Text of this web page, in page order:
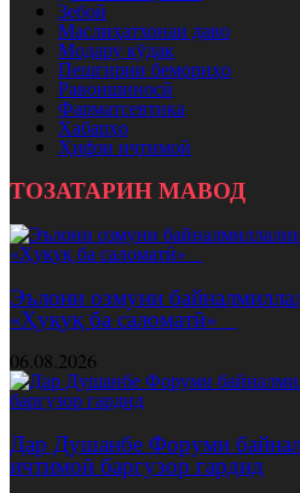
Зебоӣ
Маслиҳатхонаи даво
Модару кӯдак
Пешгирии бемориҳо
Равоншиносӣ
Фарматсевтика
Хабарҳо
Ҳифзи иҷтимоӣ
ТОЗАТАРИН МАВОД
Эълони озмуни
«Ҳуқуқ ба саломатӣ»
06.08.2026
Дар Душанбе Форуми
иҷтимоӣ баргузор гардид